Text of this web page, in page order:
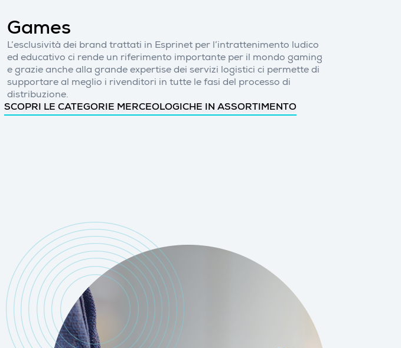
Games
L’esclusività dei brand trattati in Esprinet per l’intrattenimento ludico
ed educativo ci rende un riferimento importante per il mondo gaming
e grazie anche alla grande expertise dei servizi logistici ci permette di
supportare al meglio i rivenditori in tutte le fasi del processo di
distribuzione.
SCOPRI LE CATEGORIE MERCEOLOGICHE IN ASSORTIMENTO